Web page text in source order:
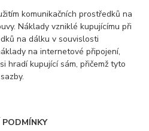
komunikačních prostředků na
Náklady vzniklé kupujícímu při
na dálku v souvislosti
na internetové připojení,
hradí kupující sám, přičemž tyto